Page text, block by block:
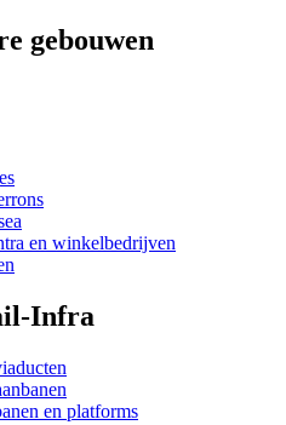
gebouwen
en winkelbedrijven
Infra
en platforms